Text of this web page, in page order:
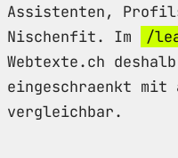
Assistenten,
Nischenfit. Im
/
Webtexte.ch
eingeschraenkt mit
vergleichbar.